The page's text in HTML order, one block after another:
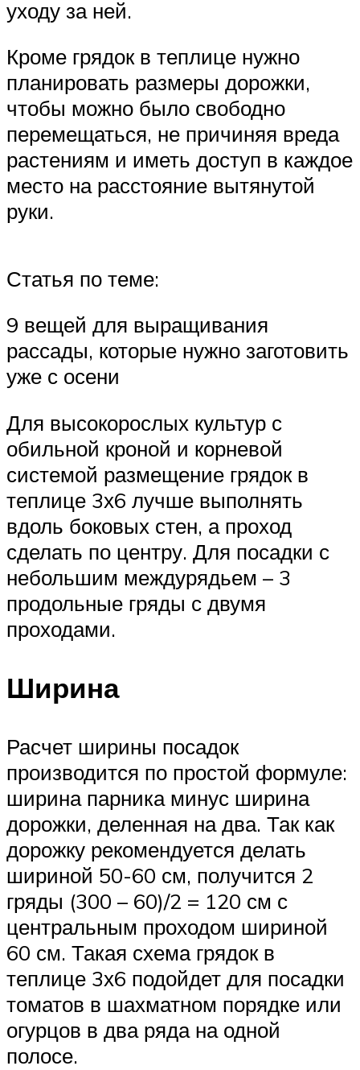
уходу за ней.
Кроме грядок в теплице нужно
планировать размеры дорожки,
чтобы можно было свободно
перемещаться, не причиняя вреда
растениям и иметь доступ в каждое
место на расстояние вытянутой
руки.
Статья по теме:
9 вещей для выращивания
рассады, которые нужно заготовить
уже с осени
Для высокорослых культур с
обильной кроной и корневой
системой размещение грядок в
теплице 3х6 лучше выполнять
вдоль боковых стен, а проход
сделать по центру. Для посадки с
небольшим междурядьем – 3
продольные гряды с двумя
проходами.
Ширина
Расчет ширины посадок
производится по простой формуле:
ширина парника минус ширина
дорожки, деленная на два. Так как
дорожку рекомендуется делать
шириной 50-60 см, получится 2
гряды (300 – 60)/2 = 120 см с
центральным проходом шириной
60 см. Такая схема грядок в
теплице 3х6 подойдет для посадки
томатов в шахматном порядке или
огурцов в два ряда на одной
полосе.